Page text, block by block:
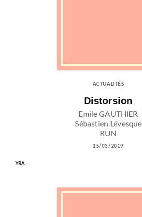
ACTUALITÉS
Distorsion
Emile GAUTHIER
Sébastien Lévesque
RUN
15/03/2019
YRA